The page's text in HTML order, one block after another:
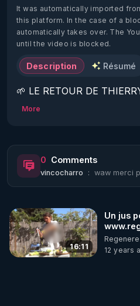
It was automatically imported
this platform. In the case of a
automatically takes over. The
until the video is blocked.
Description Résumé
🌱 LE RETOUR DE
2022)!
https://www.rgnr.fr/
🌱 LE MAGAZINE
🌱 LA BOUTIQUE DU
Pour obtenir les anciens
More
0 Comments
vincocharro : waw merci
16:11
Un jus
12 years